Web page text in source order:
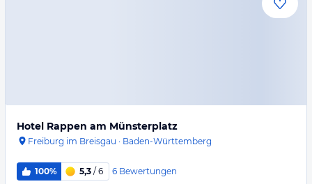
Hotel Rappen am Münsterplatz
Freiburg im Breisgau · Baden-Württemberg
100% 5,3 / 6 6 Bewertungen